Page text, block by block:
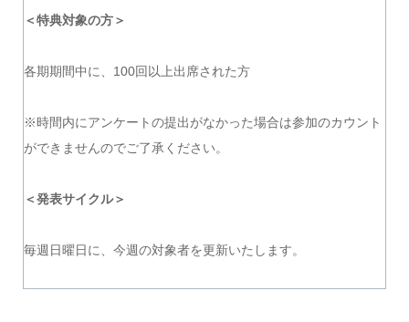
＜特典対象の方＞
各期期間中に、100回以上出席された方
※時間内にアンケートの提出がなかった場合は参加のカウント
ができませんのでご了承ください。
＜発表サイクル＞
毎週日曜日に、今週の対象者を更新いたします。